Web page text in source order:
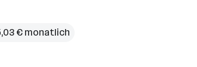
€ monatlich